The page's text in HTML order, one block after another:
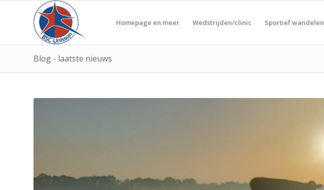
Homepage en meer Wedstrijden/clinic Sportief wandelen
Blog - laatste nieuws